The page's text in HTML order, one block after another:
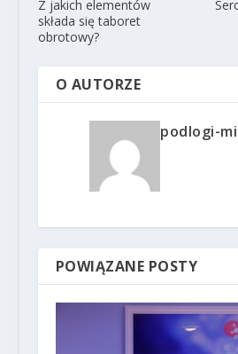
Z jakich elementów
składa się taboret
obrotowy?
O AUTORZE
podlogi-
POWIĄZANE POSTY